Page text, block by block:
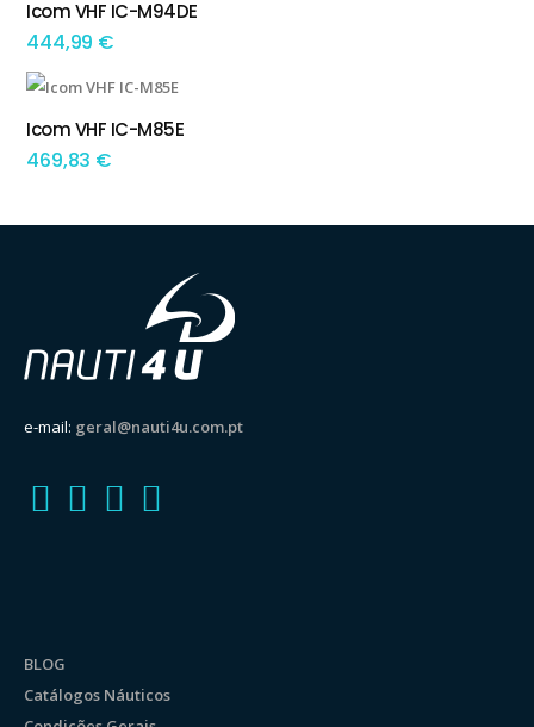
ADICIONAR
Icom VHF IC-M94DE
444,99 €
ADICIONAR
Icom VHF IC-M85E
469,83 €
e-mail: geral@nauti4u.com.pt
BLOG
Catálogos Náuticos